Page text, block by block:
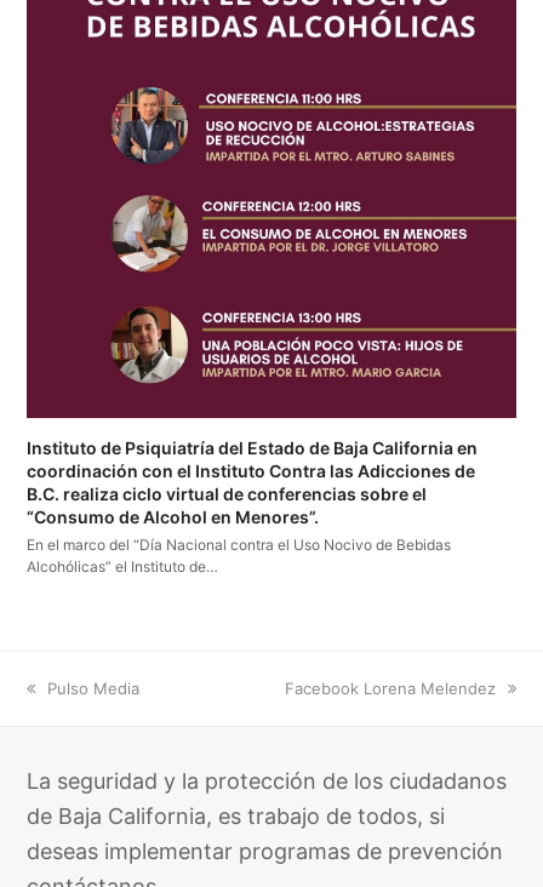
Instituto de Psiquiatría del Estado de Baja California en
coordinación con el Instituto Contra las Adicciones de
B.C. realiza ciclo virtual de conferencias sobre el
“Consumo de Alcohol en Menores”.
En el marco del “Día Nacional contra el Uso Nocivo de Bebidas
Alcohólicas” el Instituto de…
previous
Pulso Media
next
Facebook Lorena Melendez
La seguridad y la protección de los ciudadanos
de Baja California, es trabajo de todos, si
deseas implementar programas de prevención